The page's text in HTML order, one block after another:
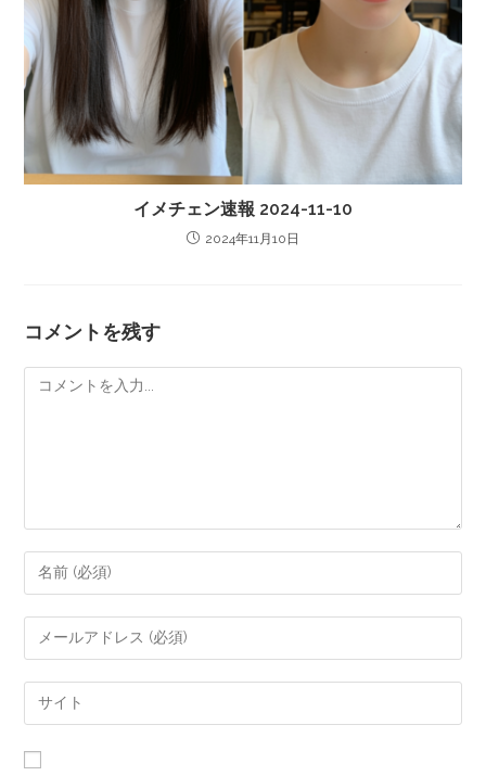
イメチェン速報 2024-11-10
2024年11月10日
コメントを残す